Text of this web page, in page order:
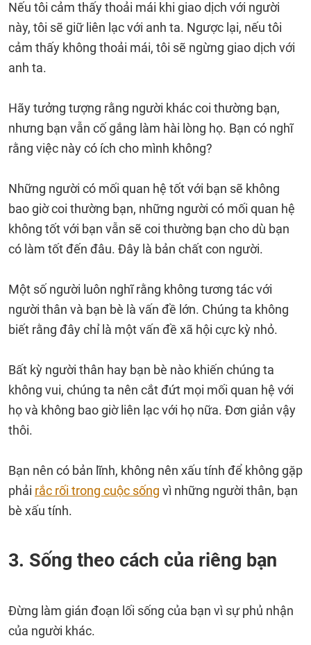
Nếu tôi cảm thấy thoải mái khi giao dịch với người
này, tôi sẽ giữ liên lạc với anh ta. Ngược lại, nếu tôi
cảm thấy không thoải mái, tôi sẽ ngừng giao dịch với
anh ta.
Hãy tưởng tượng rằng người khác coi thường bạn,
nhưng bạn vẫn cố gắng làm hài lòng họ. Bạn có nghĩ
rằng việc này có ích cho mình không?
Những người có mối quan hệ tốt với bạn sẽ không
bao giờ coi thường bạn, những người có mối quan hệ
không tốt với bạn vẫn sẽ coi thường bạn cho dù bạn
có làm tốt đến đâu. Đây là bản chất con người.
Một số người luôn nghĩ rằng không tương tác với
người thân và bạn bè là vấn đề lớn. Chúng ta không
biết rằng đây chỉ là một vấn đề xã hội cực kỳ nhỏ.
Bất kỳ người thân hay bạn bè nào khiến chúng ta
không vui, chúng ta nên cắt đứt mọi mối quan hệ với
họ và không bao giờ liên lạc với họ nữa. Đơn giản vậy
thôi.
Bạn nên có bản lĩnh, không nên xấu tính để không gặp
phải rắc rối trong cuộc sống vì những người thân, bạn
bè xấu tính.
3. Sống theo cách của riêng bạn
Đừng làm gián đoạn lối sống của bạn vì sự phủ nhận
của người khác.